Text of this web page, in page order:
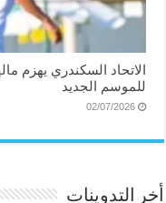
الاتحاد السكندري يهزم
للموسم الجديد
02/07/2026
أخر التدوينات